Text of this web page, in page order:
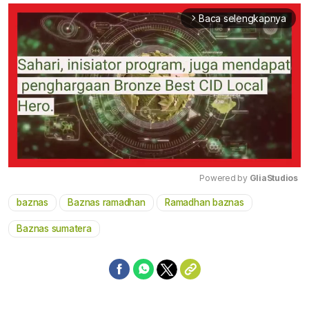
arrow_forward_ios Baca selengkapnya
Mute
Powered by GliaStudios
baznas Baznas ramadhan Ramadhan baznas
Baznas sumatera